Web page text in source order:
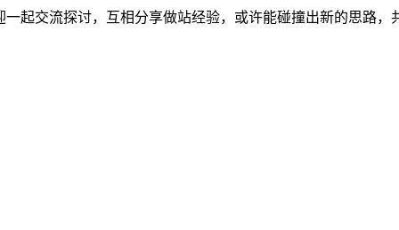
起交流探讨，互相分享做站经验，或许能碰撞出新的思路，